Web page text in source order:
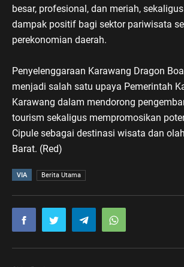
besar, profesional, dan meriah,
dampak positif bagi sektor pariwisata
perekonomian daerah.
Penyelenggaraan Karawang Dragon
menjadi salah satu upaya Pemerintah
Karawang dalam mendorong
tourism sekaligus mempromosikan
Cipule sebagai destinasi wisata dan
Barat. (Red)
VIA Berita Utama